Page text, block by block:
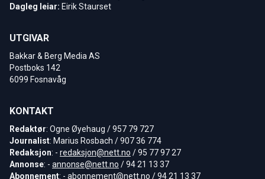
Dagleg leiar: Eirik Staurset
UTGIVAR
Bakkar & Berg Media AS
Postboks 142
6099 Fosnavåg
KONTAKT
Redaktør: Ogne Øyehaug / 957 79 727
Journalist: Marius Rosbach / 907 36 774
Redaksjon: - redaksjon@nett.no / 95 77 97 27
Annonse: - annonse@nett.no / 94 21 13 37
Abonnement: - abonnement@nett.no / 94 21 13 37